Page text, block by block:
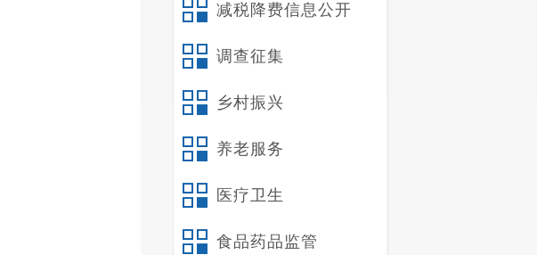
减税降费信息公开
调查征集
乡村振兴
养老服务
医疗卫生
食品药品监管